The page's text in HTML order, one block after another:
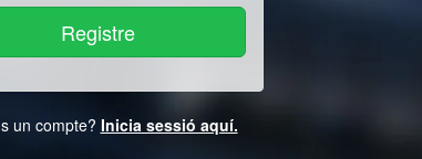
un compte? Inicia sessió aquí.